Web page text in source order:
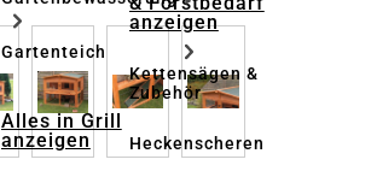
Gartenteich
Alles in Grill
anzeigen
anzeigen
Kettensägen &
Zubehör
Heckenscheren